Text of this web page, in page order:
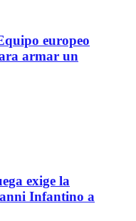
europeo
armar un
exige la
Infantino a